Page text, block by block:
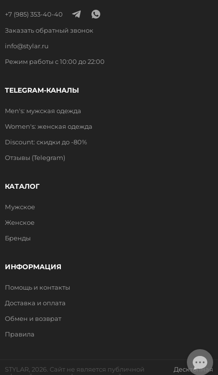
+7 (985) 353-40-40
Заказать обратный звонок
info@stylar.ru
Режим работы с 10:00 до 22:00
TELEGRAM-КАНАЛЫ
Men's: мужская одежда
Women's: женская одежда
Discount: скидки до -80%
Отзывы (Telegram)
КАТАЛОГ
Мужское
Женское
Бренды
ИНФОРМАЦИЯ
Помощь и контакты
Доставка и оплата
Обмен и возврат
Правила
STYLAR, 2026. Сайт не является публичной
Десктопная